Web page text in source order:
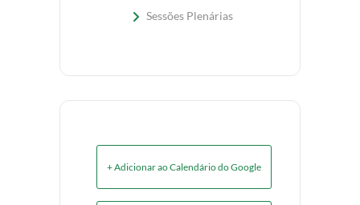
Sessões Plenárias
+ Adicionar ao Calendário do Google